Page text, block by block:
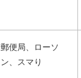
郵便局、ローソ
ン、スマり